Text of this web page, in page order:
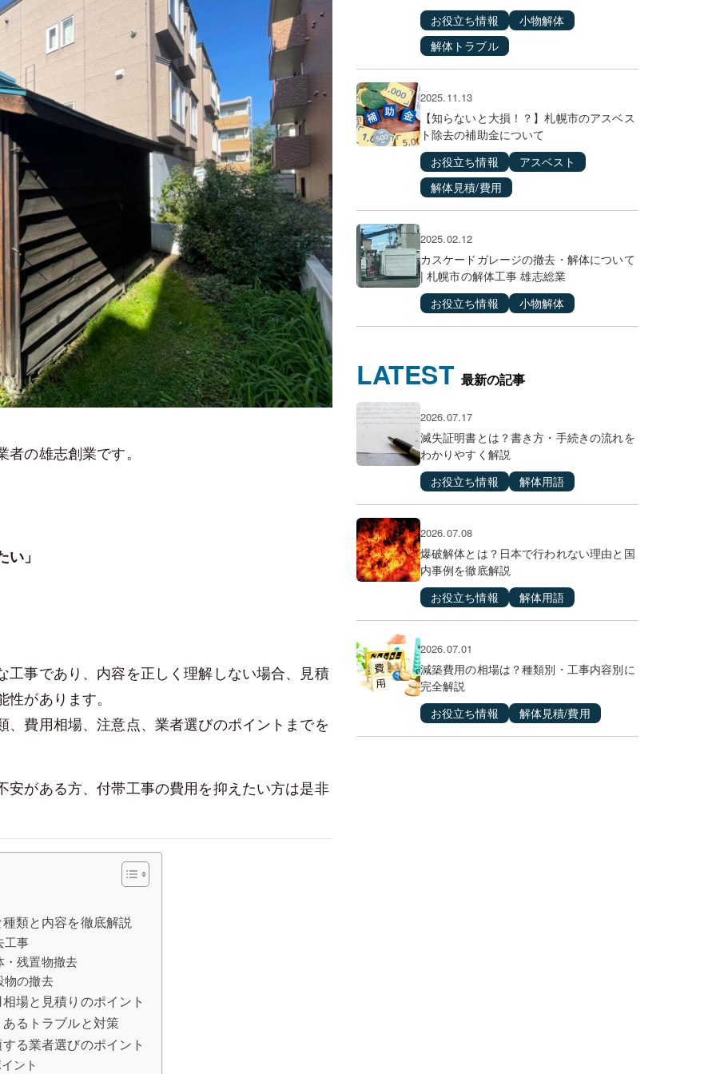
の雄志創業です。
」
事であり、内容を正しく理解しない場合、見積
があります。
費用相場、注意点、業者選びのポイントまでを
がある方、付帯工事の費用を抑えたい方は是非
類と内容を徹底解説
事
残置物撤去
の撤去
場と見積りのポイント
るトラブルと対策
る業者選びのポイント
ント
お役立ち情報
小物解体
解体トラブル
2025.11.13
【知らないと大損！？】札幌市のアスベス
ト除去の補助金について
お役立ち情報
アスベスト
解体見積/費用
2025.02.12
カスケードガレージの撤去・解体について
| 札幌市の解体工事 雄志総業
お役立ち情報
小物解体
LATEST 最新の記事
2026.07.17
滅失証明書とは？書き方・手続きの流れを
わかりやすく解説
お役立ち情報
解体用語
2026.07.08
爆破解体とは？日本で行われない理由と国
内事例を徹底解説
お役立ち情報
解体用語
2026.07.01
減築費用の相場は？種類別・工事内容別に
完全解説
お役立ち情報
解体見積/費用